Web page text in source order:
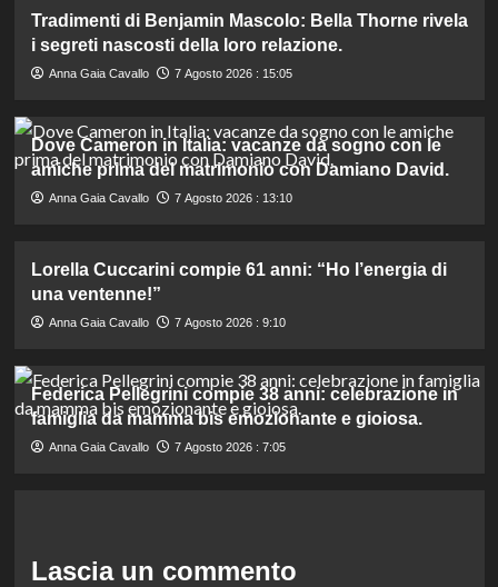
Tradimenti di Benjamin Mascolo: Bella Thorne rivela
i segreti nascosti della loro relazione.
Anna Gaia Cavallo 7 Agosto 2026 : 15:05
Dove Cameron in Italia: vacanze da sogno con le
amiche prima del matrimonio con Damiano David.
Anna Gaia Cavallo 7 Agosto 2026 : 13:10
Lorella Cuccarini compie 61 anni: “Ho l’energia di
una ventenne!”
Anna Gaia Cavallo 7 Agosto 2026 : 9:10
Federica Pellegrini compie 38 anni: celebrazione in
famiglia da mamma bis emozionante e gioiosa.
Anna Gaia Cavallo 7 Agosto 2026 : 7:05
Lascia un commento